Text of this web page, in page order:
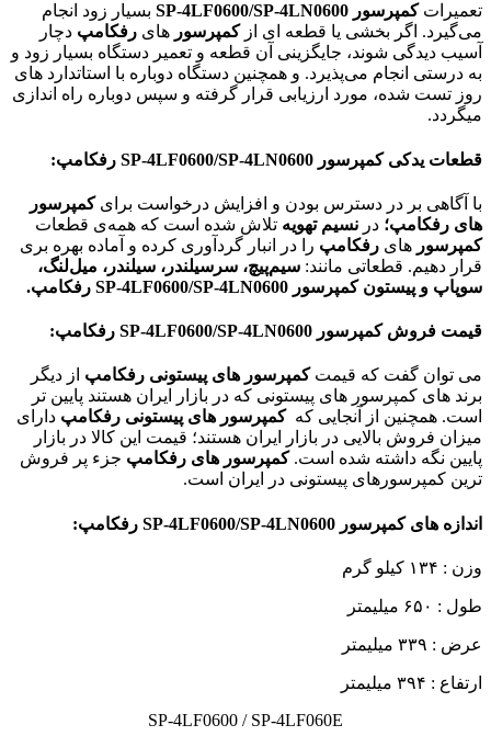
تعمیراتکمپرسور SP-4LF0600/SP-4LN0600
بسیار زود انجام
می‌گیرد. اگر بخشی یا قطعه ای ازکمپرسور های رفکامپ دچار
آسیب دیدگی شوند، جایگزینی آن قطعه و تعمیر دستگاه بسیار زود و
به درستی انجام می‌پذیرد. و همچنین دستگاه دوباره با استاتدارد های
روز تست شده، مورد ارزیابی قرار گرفته و سپس دوباره راه اندازی
میگردد.
قطعات یدکی کمپرسور SP-4LF0600/SP-4LN0600 رفکامپ:
با آگاهی بر در دسترس بودن و افزایش درخواست برایکمپرسور
های رفکامپ؛ در نسیم تهویه تلاش شده است که همه‌ی قطعات
کمپرسور های رفکامپ را در انبار گردآوری کرده و آماده بهره بری
قرار دهیم. قطعاتی مانند: سیم‌پیچ، سرسیلندر، سیلندر، میل‌لنگ،
سوپاپ و پیستون کمپرسور SP-4LF0600/SP-4LN0600 رفکامپ.
قیمت فروش کمپرسور SP-4LF0600/SP-4LN0600 رفکامپ:
می توان گفت که قیمتکمپرسور های پیستونی رفکامپ از دیگر
برند های کمپرسور های پیستونی که در بازار ایران هستند پایین تر
است. همچنین از آنجایی کهکمپرسور های پیستونی رفکامپ دارای
میزان فروش بالایی در بازار ایران هستند؛ قیمت این کالا در بازار
پایین نگه داشته شده است.کمپرسور های رفکامپ جزء پر فروش
ترین کمپرسورهای پیستونی در ایران است.
اندازه ها‌ی کمپرسور SP-4LF0600/SP-4LN0600 رفکامپ:
وزن : ۱۳۴ کیلو گرم
طول : ۶۵۰ میلیمتر
عرض : ۳۳۹ میلیمتر
ارتفاع : ۳۹۴ میلیمتر
SP-4LF0600 / SP-4LF060E